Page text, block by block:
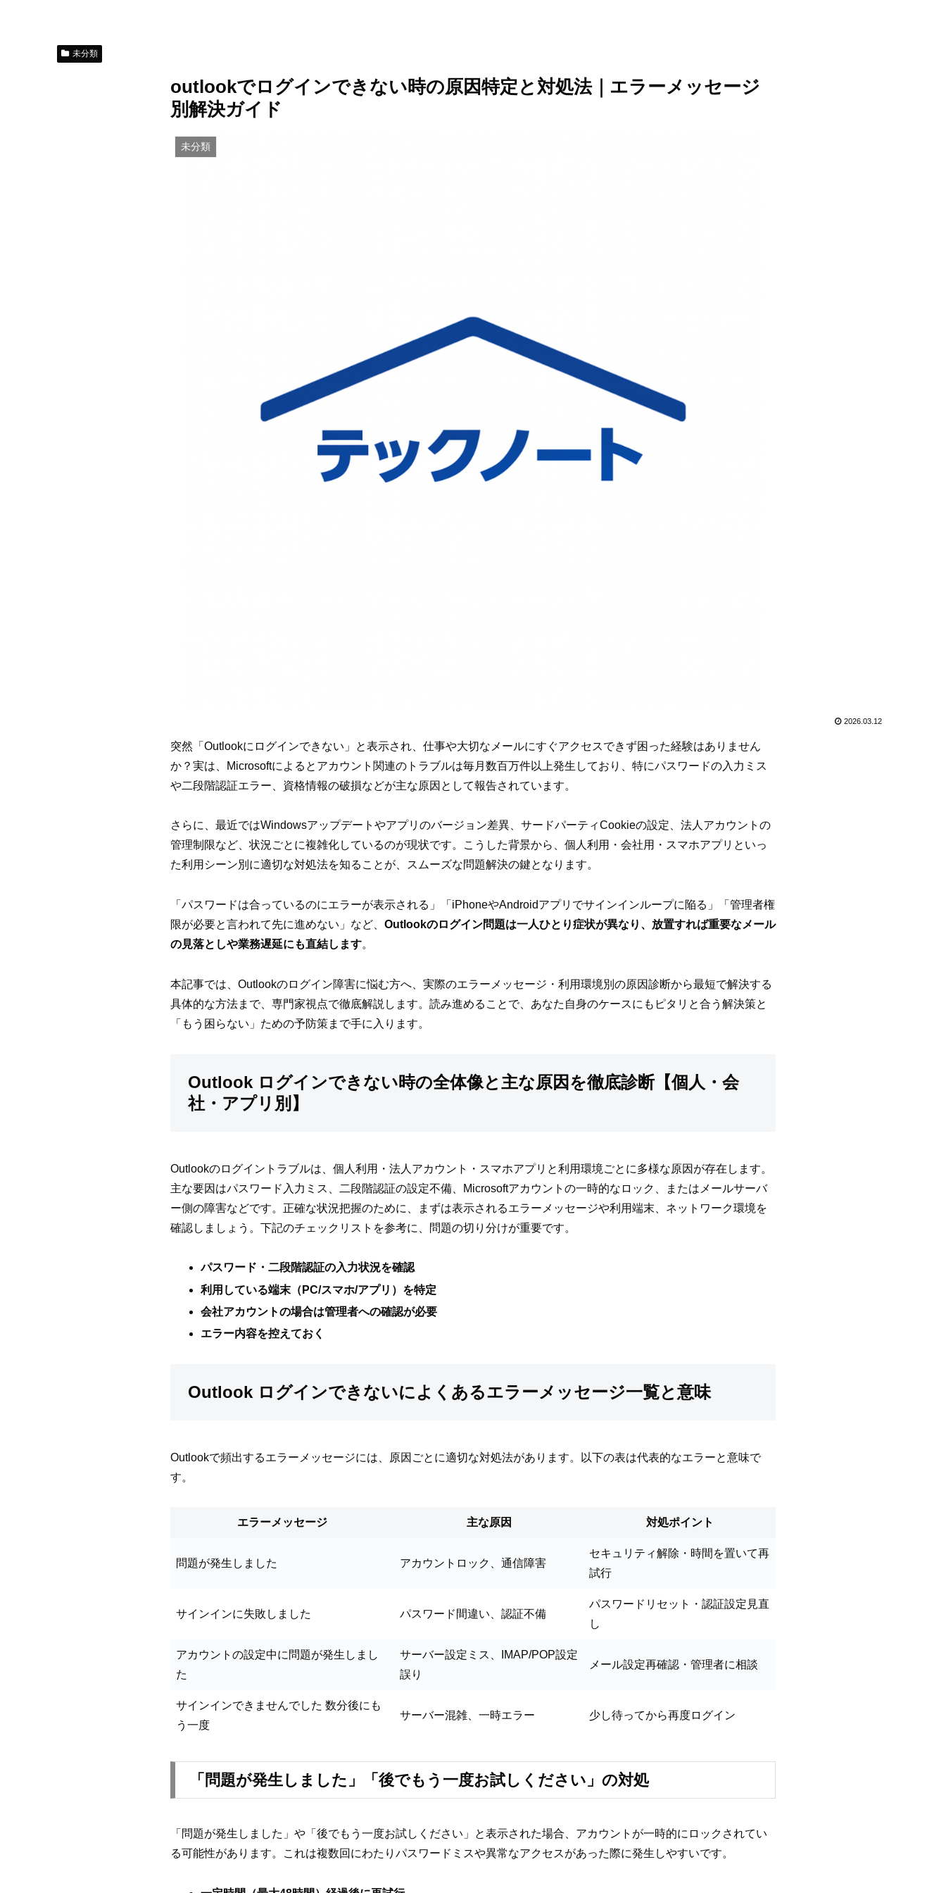
未分類
outlookでログインできない時の原因特定と対処法｜エラーメッセージ
別解決ガイド
未分類
2026.03.12
突然「Outlookにログインできない」と表示され、仕事や大切なメールにすぐアクセスできず困った経験はありません
か？実は、Microsoftによるとアカウント関連のトラブルは毎月数百万件以上発生しており、特にパスワードの入力ミス
や二段階認証エラー、資格情報の破損などが主な原因として報告されています。
さらに、最近ではWindowsアップデートやアプリのバージョン差異、サードパーティCookieの設定、法人アカウントの
管理制限など、状況ごとに複雑化しているのが現状です。こうした背景から、個人利用・会社用・スマホアプリといっ
た利用シーン別に適切な対処法を知ることが、スムーズな問題解決の鍵となります。
「パスワードは合っているのにエラーが表示される」「iPhoneやAndroidアプリでサインインループに陥る」「管理者権
限が必要と言われて先に進めない」など、 Outlookのログイン問題は一人ひとり症状が異なり、放置すれば重要なメール
の見落としや業務遅延にも直結します。
本記事では、Outlookのログイン障害に悩む方へ、実際のエラーメッセージ・利用環境別の原因診断から最短で解決する
具体的な方法まで、専門家視点で徹底解説します。読み進めることで、あなた自身のケースにもピタリと合う解決策と
「もう困らない」ための予防策まで手に入ります。
Outlook ログインできない時の全体像と主な原因を徹底診断【個人・会
社・アプリ別】
Outlookのログイントラブルは、個人利用・法人アカウント・スマホアプリと利用環境ごとに多様な原因が存在します。
主な要因はパスワード入力ミス、二段階認証の設定不備、Microsoftアカウントの一時的なロック、またはメールサーバ
ー側の障害などです。正確な状況把握のために、まずは表示されるエラーメッセージや利用端末、ネットワーク環境を
確認しましょう。下記のチェックリストを参考に、問題の切り分けが重要です。
パスワード・二段階認証の入力状況を確認
利用している端末（PC/スマホ/アプリ）を特定
会社アカウントの場合は管理者への確認が必要
エラー内容を控えておく
Outlook ログインできないによくあるエラーメッセージ一覧と意味
Outlookで頻出するエラーメッセージには、原因ごとに適切な対処法があります。以下の表は代表的なエラーと意味で
す。
エラーメッセージ 主な原因 対処ポイント
問題が発生しました アカウントロック、通信障害
セキュリティ解除・時間を置いて再
試行
サインインに失敗しました パスワード間違い、認証不備
パスワードリセット・認証設定見直
し
アカウントの設定中に問題が発生しまし
た
サーバー設定ミス、IMAP/POP設定
誤り
メール設定再確認・管理者に相談
サインインできませんでした 数分後にも
う一度
サーバー混雑、一時エラー 少し待ってから再度ログイン
「問題が発生しました」「後でもう一度お試しください」の対処
「問題が発生しました」や「後でもう一度お試しください」と表示された場合、アカウントが一時的にロックされてい
る可能性があります。これは複数回にわたりパスワードミスや異常なアクセスがあった際に発生しやすいです。